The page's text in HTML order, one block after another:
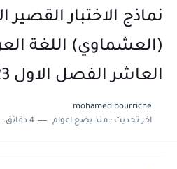
نماذج الاختبار القصير
(العشماوي) اللغة
العاشر الفصل الاول 2023-2024
mohamed bourriche
اخر تحديث :منذ بضع اعوام 4 دقائق للقراءة